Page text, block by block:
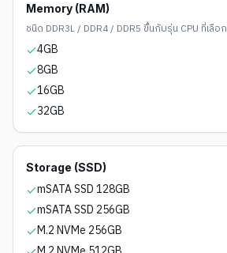
Memory (RAM)
ชนิด DDR3L / DDR4 / DDR5 ขึ้นกับรุ่น CPU ที่เลือก
4GB
8GB
16GB
32GB
Storage (SSD)
mSATA SSD 128GB
mSATA SSD 256GB
M.2 NVMe 256GB